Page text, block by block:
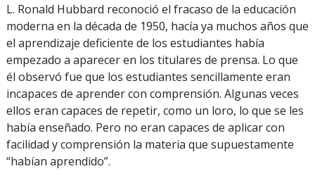
L. Ronald Hubbard reconoció el fracaso de la educación
moderna en la década de 1950, hacía ya muchos años que
el aprendizaje deficiente de los estudiantes había
empezado a aparecer en los titulares de prensa. Lo que
él observó fue que los estudiantes sencillamente eran
incapaces de aprender con comprensión. Algunas veces
ellos eran capaces de repetir, como un loro, lo que se les
había enseñado. Pero no eran capaces de aplicar con
facilidad y comprensión la materia que supuestamente
“habían aprendido”.